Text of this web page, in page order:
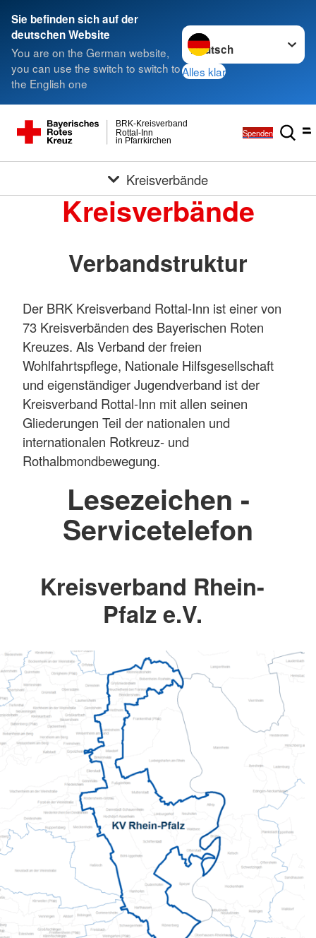
Sie befinden sich auf der
deutschen Website
You are on the German website,
you can use the switch to switch to
the English one
Sprache wechseln zu
Alles klar
in Pfarrkirchen
Rottal-Inn
BRK-Kreisverband
Spenden
Kreisverbände
Kreisverbände
Verbandstruktur
Der BRK Kreisverband Rottal-Inn ist einer von
73 Kreisverbänden des Bayerischen Roten
Kreuzes. Als Verband der freien
Wohlfahrtspflege, Nationale Hilfsgesellschaft
und eigenständiger Jugendverband ist der
Kreisverband Rottal-Inn mit allen seinen
Gliederungen Teil der nationalen und
internationalen Rotkreuz- und
Rothalbmondbewegung.
Lesezeichen -
Servicetelefon
Kreisverband Rhein-
Pfalz e.V.